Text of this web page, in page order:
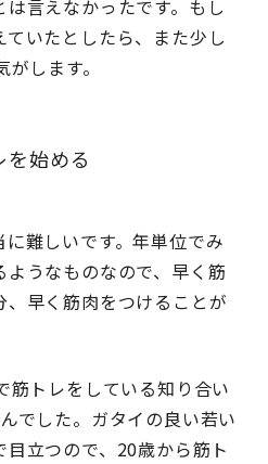
言えなかったです。もし
いたとしたら、また少し
します。
を始める
難しいです。年単位でみ
うなものなので、早く筋
、早く筋肉をつけることが
筋トレをしている知り合い
でした。ガタイの良い若い
立つので、20歳から筋ト